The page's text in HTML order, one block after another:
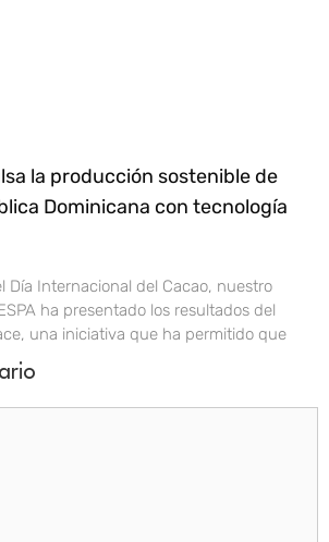
la producción sostenible de
Dominicana con tecnología
Día Internacional del Cacao, nuestro
ha presentado los resultados del
una iniciativa que ha permitido que